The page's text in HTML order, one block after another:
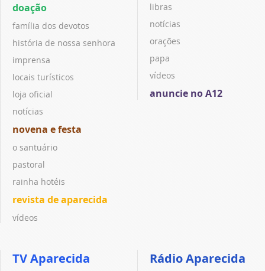
doação
família dos devotos
história de nossa senhora
imprensa
locais turísticos
loja oficial
notícias
novena e festa
o santuário
pastoral
rainha hotéis
revista de aparecida
vídeos
libras
notícias
orações
papa
vídeos
anuncie no A12
TV Aparecida Rádio Aparecida